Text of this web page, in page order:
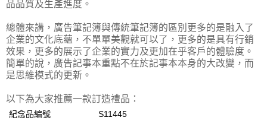
品品質及生產進度。
總體來講，廣告筆記簿與傳統筆記簿的區別更多的是融入了
企業的文化底蘊，不單單美觀就可以了，更多的是具有行銷
效果，更多的展示了企業的實力及更加在乎客戶的體驗度。
簡單的說，廣告記事本重點不在於記事本本身的大改變，而
是思維模式的更新。
以下為大家推薦一款訂造禮品：
紀念品編號
S11445